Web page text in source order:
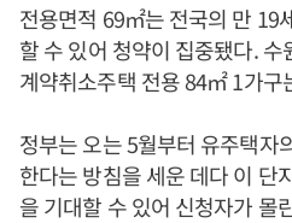
전용면적 69㎡는 전국의 만 19
할 수 있어 청약이 집중됐다.
계약취소주택 전용 84㎡ 1가
정부는 오는 5월부터 유주택자
한다는 방침을 세운 데다 이 단
을 기대할 수 있어 신청자가 몰